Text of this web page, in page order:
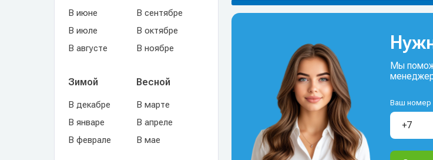
В июне
В июле
В августе
В сентябре
В октябре
В ноябре
Зимой
В декабре
В январе
В феврале
Весной
В марте
В апреле
В мае
Мы
Ваш номер